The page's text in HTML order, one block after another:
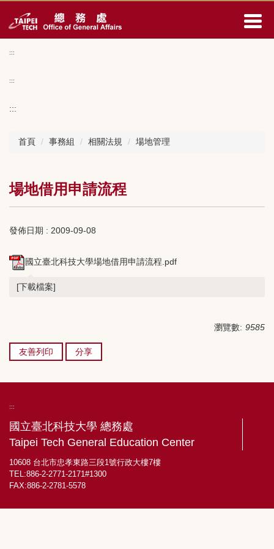
到
區
:::
:::
:::
首頁 事務組 相關法規 場地管理
場地借用申請流程
發佈日期 : 2009-09-08
國立臺北科技大學場地借用申請流程.pdf
[下載檔案]
瀏覽數: 9585
友善列印 分享
:::
國立臺北科技大學 總務處
Taipei Tech General Education Center
10608 台北市忠孝東路三段1號行政大樓7樓
TEL:886-2-2771-2171#1300
FAX:886-2-2781-5578